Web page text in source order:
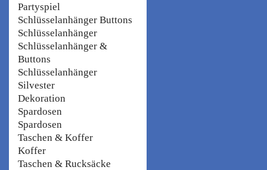
Partyspiel
Schlüsselanhänger Buttons
Schlüsselanhänger
Schlüsselanhänger &
Buttons
Schlüsselanhänger
Silvester
Dekoration
Spardosen
Spardosen
Taschen & Koffer
Koffer
Taschen & Rucksäcke